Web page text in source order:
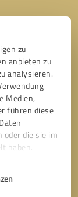
zu
anbieten zu
analysieren.
Medien,
führen diese
oder die sie im
haben.